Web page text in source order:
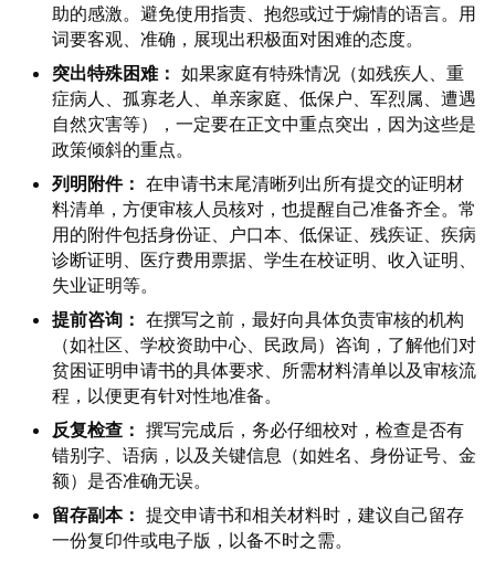
助的感激。避免使用指责、抱怨或过于煽情的语言。用
词要客观、准确，展现出积极面对困难的态度。
突出特殊困难： 如果家庭有特殊情况（如残疾人、重
症病人、孤寡老人、单亲家庭、低保户、军烈属、遭遇
自然灾害等），一定要在正文中重点突出，因为这些是
政策倾斜的重点。
列明附件： 在申请书末尾清晰列出所有提交的证明材
料清单，方便审核人员核对，也提醒自己准备齐全。常
用的附件包括身份证、户口本、低保证、残疾证、疾病
诊断证明、医疗费用票据、学生在校证明、收入证明、
失业证明等。
提前咨询： 在撰写之前，最好向具体负责审核的机构
（如社区、学校资助中心、民政局）咨询，了解他们对
贫困证明申请书的具体要求、所需材料清单以及审核流
程，以便更有针对性地准备。
反复检查： 撰写完成后，务必仔细校对，检查是否有
错别字、语病，以及关键信息（如姓名、身份证号、金
额）是否准确无误。
留存副本： 提交申请书和相关材料时，建议自己留存
一份复印件或电子版，以备不时之需。